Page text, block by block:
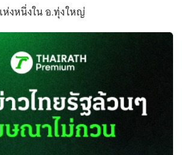
งหนึ่งใน อ.ทุ่งใหญ่